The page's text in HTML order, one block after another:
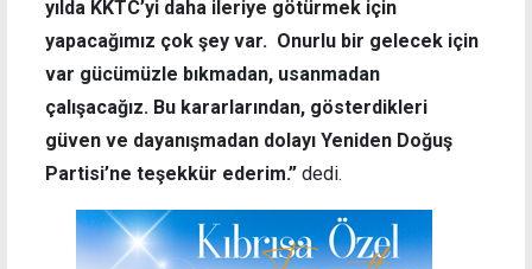
yılda KKTC’yi daha ileriye götürmek için
yapacağımız çok şey var. Onurlu bir gelecek için
var gücümüzle bıkmadan, usanmadan
çalışacağız. Bu kararlarından, gösterdikleri
güven ve dayanışmadan dolayı Yeniden Doğuş
Partisi’ne teşekkür ederim.” dedi.